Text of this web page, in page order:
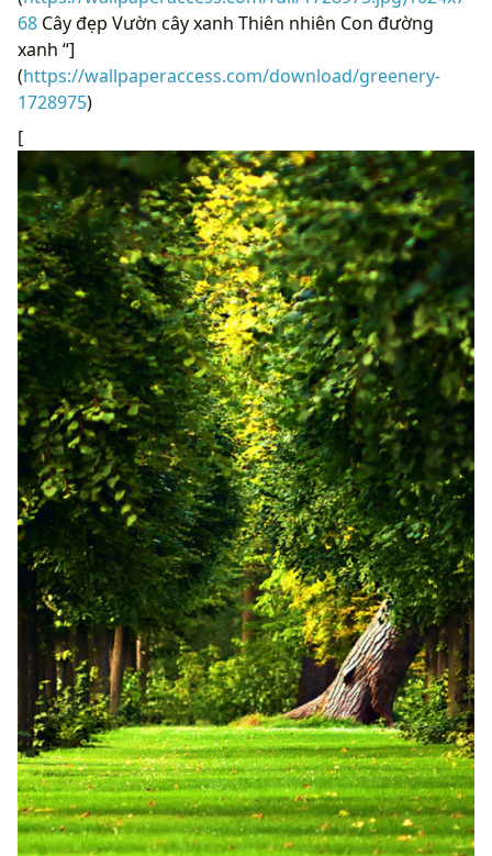
68 Cây đẹp Vườn cây xanh Thiên nhiên Con đường
xanh “]
(https://wallpaperaccess.com/download/greenery-
1728975)
[